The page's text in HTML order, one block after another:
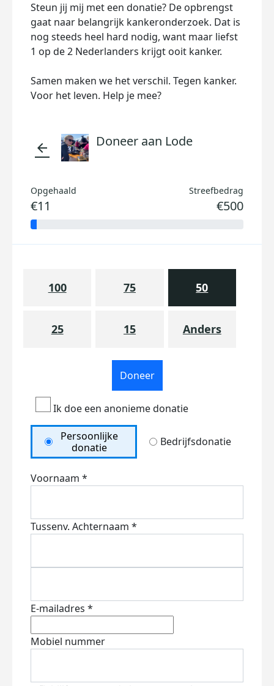
Steun jij mij met een donatie? De opbrengst
gaat naar belangrijk kankeronderzoek. Dat is
nog steeds heel hard nodig, want maar liefst
1 op de 2 Nederlanders krijgt ooit kanker.
Samen maken we het verschil. Tegen kanker.
Voor het leven. Help je mee?
arrow_back Doneer aan Lode
Opgehaald
€11
Streefbedrag
€500
100 75 50
25 15 Anders
Doneer
Ik doe een anonieme donatie
Persoonlijke
donatie
Bedrijfsdonatie
Voornaam *
Tussenv. Achternaam *
E-mailadres *
Mobiel nummer